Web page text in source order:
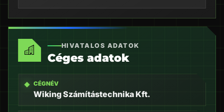
HIVATALOS ADATOK
Céges adatok
CÉGNÉV
Wiking Számítástechnika Kft.